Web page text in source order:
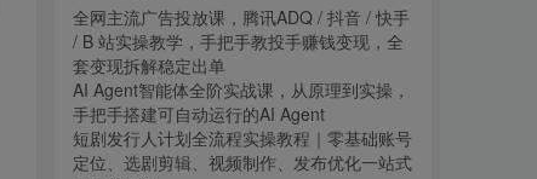
全网主流广告投放课，腾讯ADQ / 抖音 / 快手
/ B 站实操教学，手把手教投手赚钱变现，全
套变现拆解稳定出单
AI Agent智能体全阶实战课，从原理到实操，
手把手搭建可自动运行的AI Agent
短剧发行人计划全流程实操教程｜零基础账号
定位、选剧剪辑、视频制作、发布优化一站式